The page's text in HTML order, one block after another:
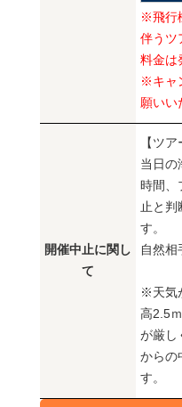
※飛行
伴うツ
料金は
※キャ
願いい
開催中止に関し
て
【ツ
当日の
時間、
止と判
す。
自然相
※天気
高2.5
が厳し
からの
す。